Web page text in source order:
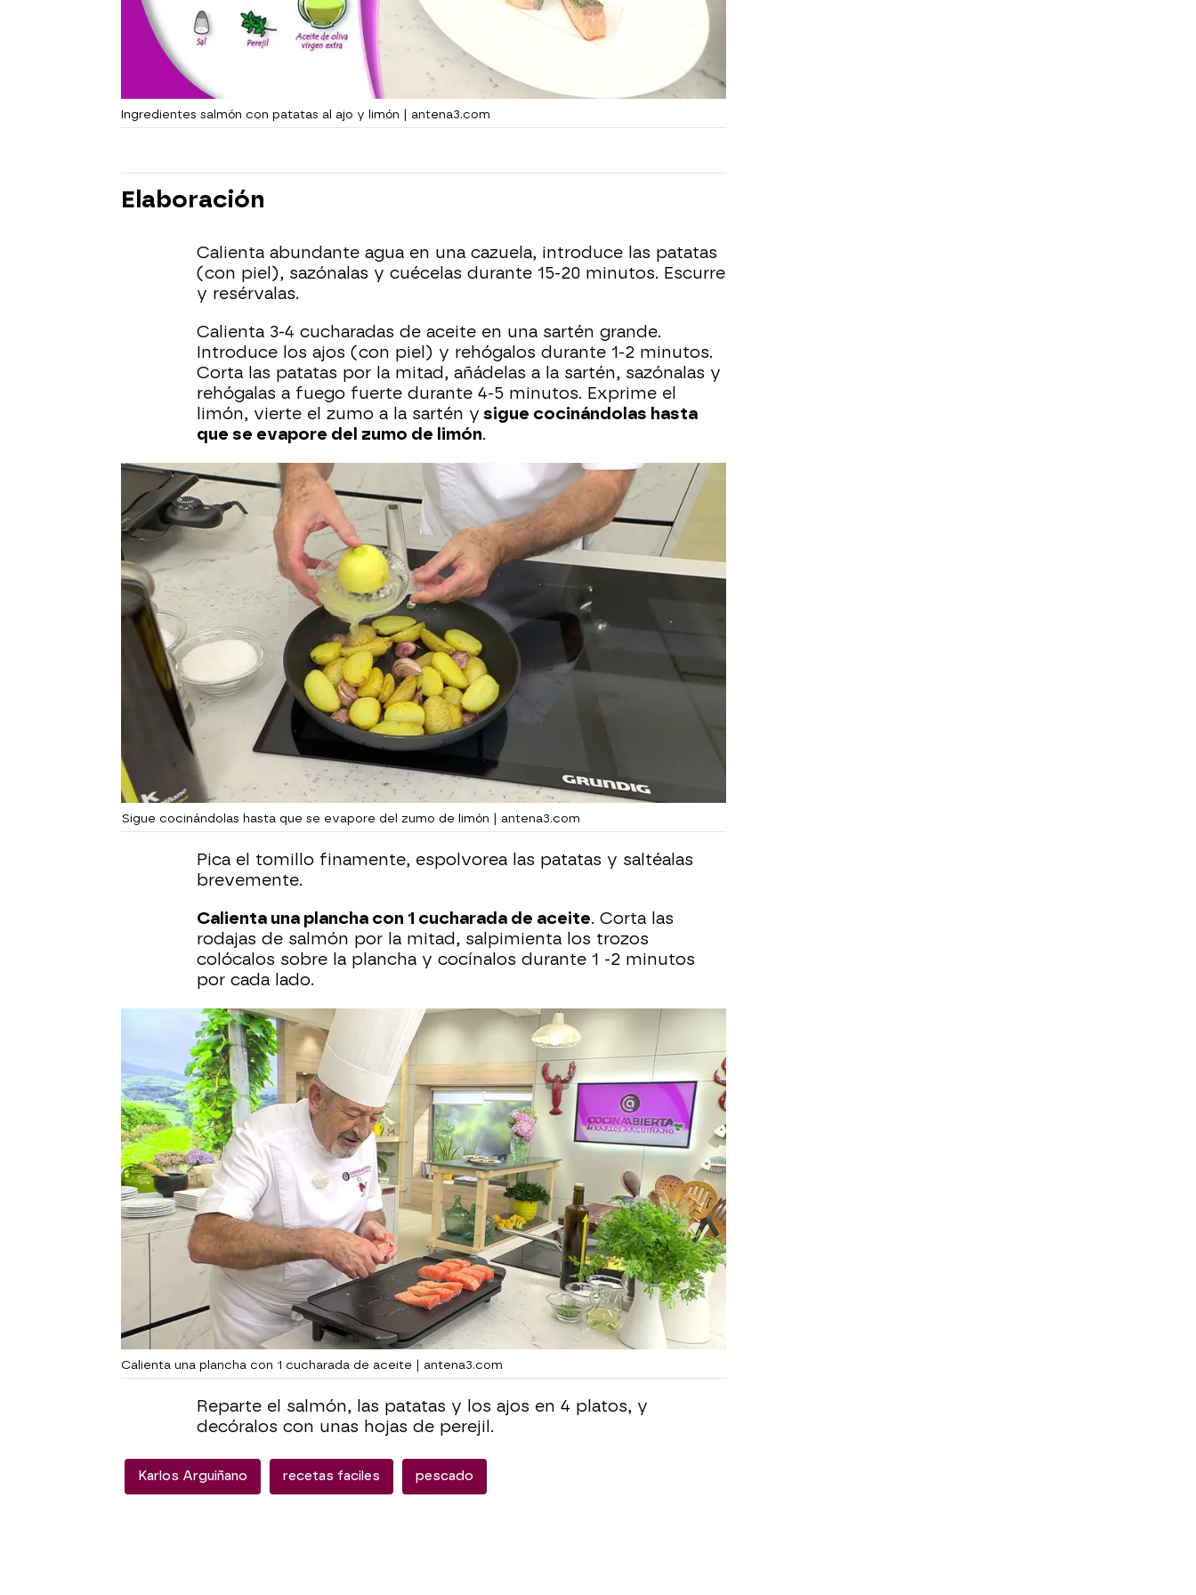
Ingredientes salmón con patatas al ajo y limón | antena3.com
Elaboración
Calienta abundante agua en una cazuela, introduce las patatas
(con piel), sazónalas y cuécelas durante 15-20 minutos. Escurre
y resérvalas.
Calienta 3-4 cucharadas de aceite en una sartén grande.
Introduce los ajos (con piel) y rehógalos durante 1-2 minutos.
Corta las patatas por la mitad, añádelas a la sartén, sazónalas y
rehógalas a fuego fuerte durante 4-5 minutos. Exprime el
limón, vierte el zumo a la sartén y sigue cocinándolas hasta
que se evapore del zumo de limón.
Sigue cocinándolas hasta que se evapore del zumo de limón | antena3.com
Pica el tomillo finamente, espolvorea las patatas y saltéalas
brevemente.
Calienta una plancha con 1 cucharada de aceite. Corta las
rodajas de salmón por la mitad, salpimienta los trozos
colócalos sobre la plancha y cocínalos durante 1 -2 minutos
por cada lado.
Calienta una plancha con 1 cucharada de aceite | antena3.com
Reparte el salmón, las patatas y los ajos en 4 platos, y
decóralos con unas hojas de perejil.
Karlos Arguiñano recetas faciles pescado